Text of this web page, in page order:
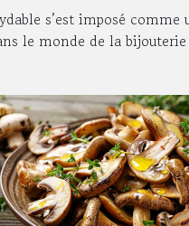
s’est imposé comme
le monde de la